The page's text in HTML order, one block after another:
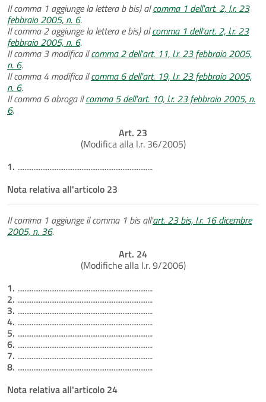
Il comma 1 aggiunge la lettera b bis) alcomma 1 dell'art. 2, l.r. 23
febbraio 2005, n. 6.
Il comma 2 aggiunge la lettera e bis) alcomma 1 dell'art. 2, l.r. 23
febbraio 2005, n. 6.
Il comma 3 modifica ilcomma 2 dell'art. 11, l.r. 23 febbraio 2005,
n. 6.
Il comma 4 modifica ilcomma 6 dell'art. 19, l.r. 23 febbraio 2005,
n. 6.
Il comma 6 abroga ilcomma 5 dell'art. 10, l.r. 23 febbraio 2005, n.
6.
Art. 23
(Modifica alla l.r. 36/2005)
1. ............................................................................
Nota relativa all'articolo 23
Il comma 1 aggiunge il comma 1 bis all'art. 23 bis, l.r. 16 dicembre
2005, n. 36.
Art. 24
(Modifiche alla l.r. 9/2006)
1. ............................................................................
2. ............................................................................
3. ............................................................................
4. ............................................................................
5. ............................................................................
6. ............................................................................
7. ............................................................................
8. ............................................................................
Nota relativa all'articolo 24